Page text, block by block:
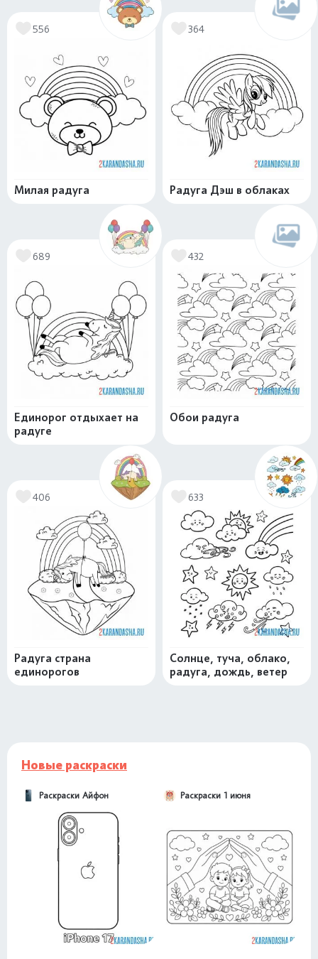
556
Милая радуга
364
Радуга Дэш в облаках
689
Единорог отдыхает на
радуге
432
Обои радуга
406
Радуга страна
единорогов
633
Солнце, туча, облако,
радуга, дождь, ветер
Новые раскраски
Раскраски Айфон Раскраски 1 июня